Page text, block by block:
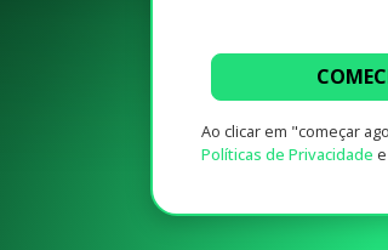
Ao clicar em "começar
Políticas de Privacidade